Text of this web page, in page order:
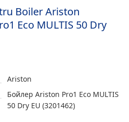
Boiler Ariston
Eco MULTIS 50 Dry
Ariston
Бойлер Ariston Pro1 Eco MULTIS
50 Dry EU (3201462)